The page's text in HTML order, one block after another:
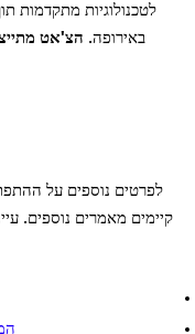
לטכנולוגיות מתקדמות
באירופה. הצ'אט
לפרטים נוספים על
קיימים מאמרים נוספים.